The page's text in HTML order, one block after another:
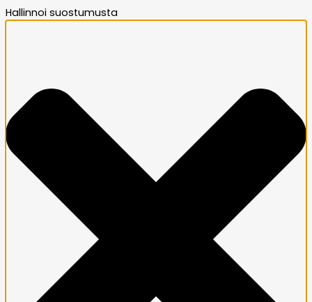
Hallinnoi suostumusta